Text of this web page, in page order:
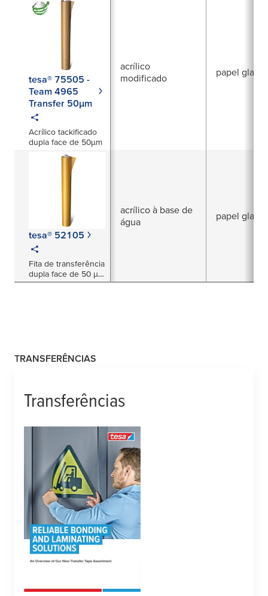
tesa® 75505 -
Team 4965
Transfer 50µm
Acrílico tackificado
dupla face de 50μm
acrílico
modificado
papel
tesa® 52105
Fita de transferência
dupla face de 50 µm
para aplicações de
acrílico à base de
água
papel
TRANSFERÊNCIAS
Transferências